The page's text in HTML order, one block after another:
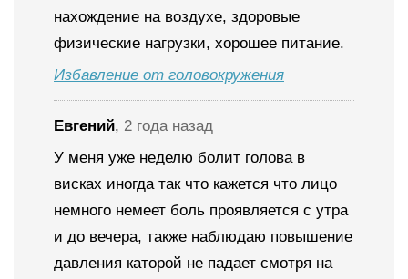
нахождение на воздухе, здоровые
физические нагрузки, хорошее питание.
Избавление от головокружения
Евгений, 2 года назад
У меня уже неделю болит голова в
висках иногда так что кажется что лицо
немного немеет боль проявляется с утра
и до вечера, также наблюдаю повышение
давления каторой не падает смотря на